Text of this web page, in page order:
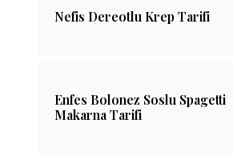
Magnolia Tarifi
Nefis Dereotlu Krep Tarifi
Enfes Bolonez Soslu Spagetti
Makarna Tarifi